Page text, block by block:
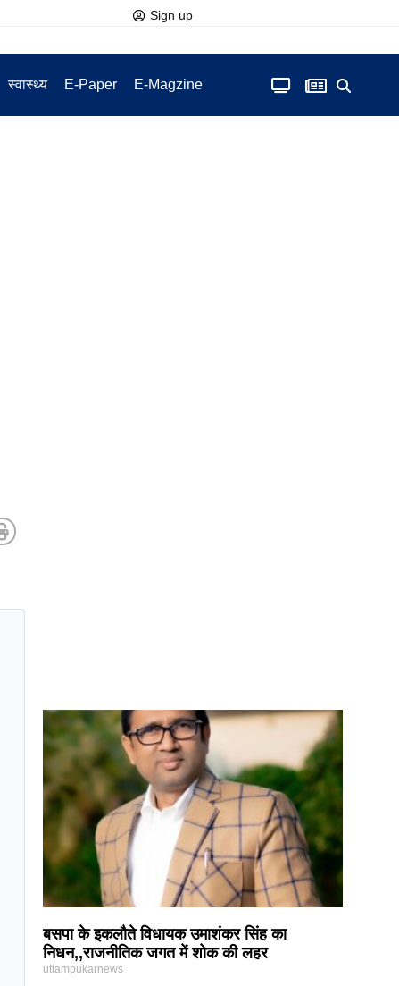
Sign up
स्वास्थ्य E-Paper E-Magzine
बसपा के इकलौते विधायक उमाशंकर सिंह का
निधन,,राजनीतिक जगत में शोक की लहर
uttampukarnews